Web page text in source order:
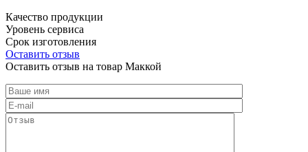
Качество продукции
Уровень сервиса
Срок изготовления
Оставить отзыв
Оставить отзыв на товар Маккой